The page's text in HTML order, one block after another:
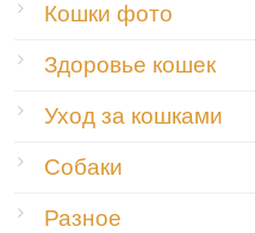
Кошки фото
Здоровье кошек
Уход за кошками
Собаки
Разное